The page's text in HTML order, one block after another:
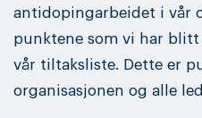
antidopingarbeidet i vår
punktene som vi har blitt
vår tiltaksliste. Dette er
organisasjonen og alle